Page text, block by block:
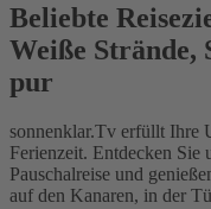
Beliebte
Weiße Strände,
pur
sonnenklar.Tv erfüllt Ihre
Ferienzeit. Entdecken Sie
Pauschalreise und
auf den Kanaren, in der